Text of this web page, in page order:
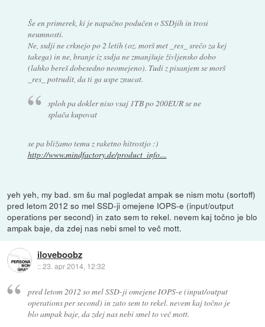
Še en primerek, ki je napačno podučen o SSDjih in trosi
neumnosti.
Ne, ssdji ne crknejo po 2 letih (oz. morš met _res_ srečo za kej
takega) in ne, branje iz ssdja ne zmanjšuje življensko dobo
(lahko bereš dobesedno neomejeno). Tudi z pisanjem se morš
_res_ potrudit, da ti ga uspe znucat.
sploh pa dokler niso vsaj 1TB po 200EUR se ne
splača kupovat
se pa bližamo temu z raketno hitrostjo :)
http://www.mindfactory.de/product_info....
yeh yeh, my bad. sm šu mal pogledat ampak se nism motu (sortoff)
pred letom 2012 so mel SSD-ji omejene IOPS-e (input/output
operations per second) in zato sem to rekel. nevem kaj točno je blo
ampak baje, da zdej nas nebi smel to več mott.
iloveboobz
::23. apr 2014, 12:32
pred letom 2012 so mel SSD-ji omejene IOPS-e (input/output
operations per second) in zato sem to rekel. nevem kaj točno je
blo ampak baje, da zdej nas nebi smel to več mott.